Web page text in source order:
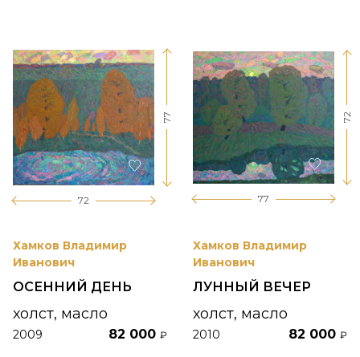
72
77
Хамков Владимир
Иванович
ОСЕННИЙ ДЕНЬ
холст, масло
2009 82 000 ₽
77
72
Хамков Владимир
Иванович
ЛУННЫЙ ВЕЧЕР
холст, масло
2010 82 000 ₽